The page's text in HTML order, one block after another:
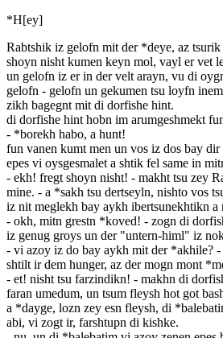
*H[ey]
Rabtshik iz gelofn mit der *deye, az
shoyn nisht kumen keyn mol, vayl er vet
un gelofn iz er in der velt arayn, vu di
gelofn - gelofn un gekumen tsu loyfn
zikh bagegnt mit di dorfishe hint.
di dorfishe hint hobn im arumgeshmekt
- *borekh habo, a hunt!
fun vanen kumt men un vos iz dos bay
epes vi oysgesmalet a shtik fel same in
- ekh! fregt shoyn nisht! - makht tsu zey
mine. - a *sakh tsu dertseyln, nishto vos
iz nit meglekh bay aykh ibertsunekhtikn a
- okh, mitn grestn *koved! - zogn di
iz genug groys un der "untern-himl" iz
- vi azoy iz do bay aykh mit der *akhile?
shtilt ir dem hunger, az der mogn mont
- et! nisht tsu farzindikn! - makhn di
faran umedum, un tsum fleysh hot got
a *dayge, lozn zey esn fleysh, di
abi, vi zogt ir, farshtupn di kishke.